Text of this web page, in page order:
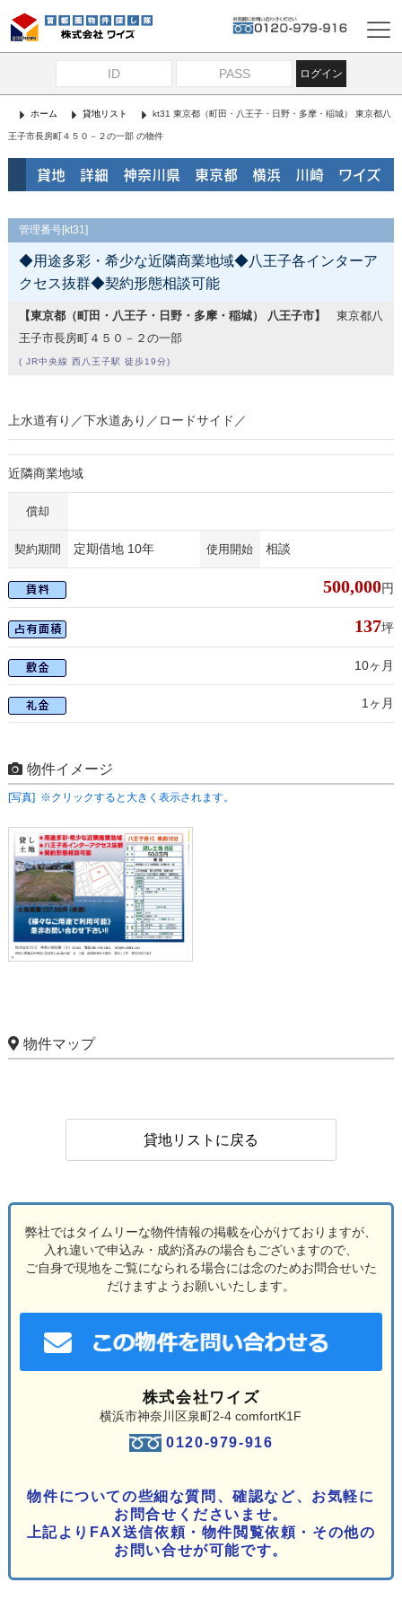
ログイン
ホーム 貸地リスト kt31 東京都（町田・八王子・日野・多摩・稲城） 東京都八
王子市長房町４５０－２の一部 の物件
貸地 詳細 神奈川県 東京都 横浜 川崎 ワイズ
管理番号[kt31]
◆用途多彩・希少な近隣商業地域◆八王子各インターア
クセス抜群◆契約形態相談可能
【東京都（町田・八王子・日野・多摩・稲城） 八王子市】
東京都八
王子市長房町４５０－２の一部
( JR中央線 西八王子駅 徒歩19分)
上水道有り／下水道あり／ロードサイド／
近隣商業地域
償却
契約期間 定期借地 10年 使用開始 相談
500,000円
137坪
10ヶ月
1ヶ月
物件イメージ
[写真] ※クリックすると大きく表示されます。
物件マップ
貸地リストに戻る
弊社ではタイムリーな物件情報の掲載を心がけておりますが、
入れ違いで申込み・成約済みの場合もございますので、
ご自身で現地をご覧になられる場合には念のためお問合せいた
だけますようお願いいたします。
株式会社ワイズ
横浜市神奈川区泉町2-4 comfortK1F
0120-979-916
物件についての些細な質問、確認など、お気軽に
お問合せくださいませ。
上記よりFAX送信依頼・物件閲覧依頼・その他の
お問い合せが可能です。